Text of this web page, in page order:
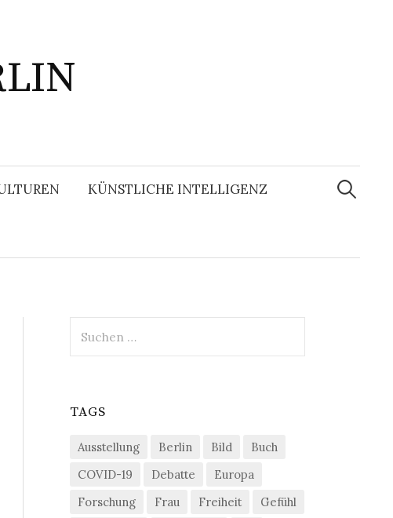
KÜNSTLICHE INTELLIGENZ
Suchen
nach:
nach:
TAGS
Ausstellung Berlin Bild
Buch
COVID-19
Debatte
Europa
Forschung
Frau Freiheit
Gefühl